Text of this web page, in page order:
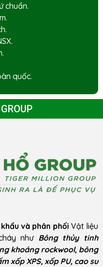
chuẩn.
quốc.
và phân phối Vật liệu
như Bông thủy tinh
khoáng rockwool, bông
xốp XPS, xốp PU, cao su